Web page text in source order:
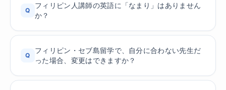
Q
フィリピン人講師の英語に「なまり」はありません
か？
Q
フィリピン・セブ島留学で、自分に合わない先生だ
った場合、変更はできますか？